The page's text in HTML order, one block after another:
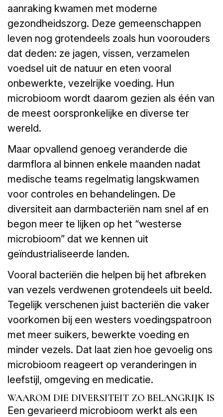
aanraking kwamen met moderne
gezondheidszorg. Deze gemeenschappen
leven nog grotendeels zoals hun voorouders
dat deden: ze jagen, vissen, verzamelen
voedsel uit de natuur en eten vooral
onbewerkte, vezelrijke voeding. Hun
microbioom wordt daarom gezien als één van
de meest oorspronkelijke en diverse ter
wereld.
Maar opvallend genoeg veranderde die
darmflora al binnen enkele maanden nadat
medische teams regelmatig langskwamen
voor controles en behandelingen. De
diversiteit aan darmbacteriën nam snel af en
begon meer te lijken op het “westerse
microbioom” dat we kennen uit
geïndustrialiseerde landen.
Vooral bacteriën die helpen bij het afbreken
van vezels verdwenen grotendeels uit beeld.
Tegelijk verschenen juist bacteriën die vaker
voorkomen bij een westers voedingspatroon
met meer suikers, bewerkte voeding en
minder vezels. Dat laat zien hoe gevoelig ons
microbioom reageert op veranderingen in
leefstijl, omgeving en medicatie.
WAAROM DIE DIVERSITEIT ZO BELANGRIJK IS
Een gevarieerd microbioom werkt als een